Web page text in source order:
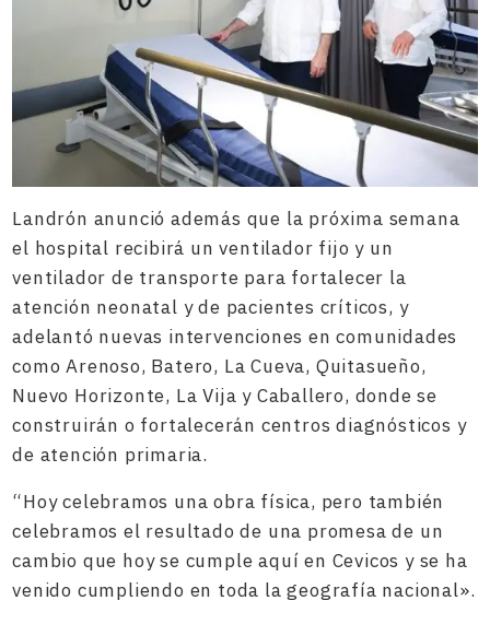
Landrón anunció además que la próxima semana
el hospital recibirá un ventilador fijo y un
ventilador de transporte para fortalecer la
atención neonatal y de pacientes críticos, y
adelantó nuevas intervenciones en comunidades
como Arenoso, Batero, La Cueva, Quitasueño,
Nuevo Horizonte, La Vija y Caballero, donde se
construirán o fortalecerán centros diagnósticos y
de atención primaria.
“Hoy celebramos una obra física, pero también
celebramos el resultado de una promesa de un
cambio que hoy se cumple aquí en Cevicos y se ha
venido cumpliendo en toda la geografía nacional».